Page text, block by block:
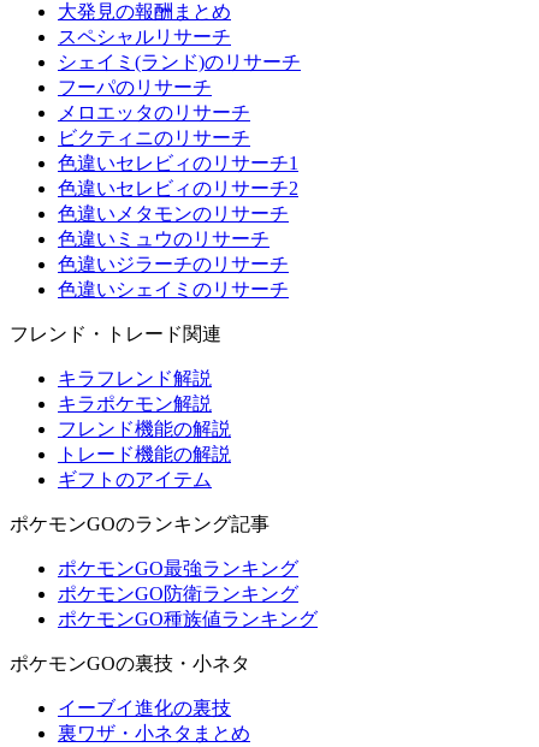
大発見の報酬まとめ
スペシャルリサーチ
シェイミ(ランド)のリサーチ
フーパのリサーチ
メロエッタのリサーチ
ビクティニのリサーチ
色違いセレビィのリサーチ1
色違いセレビィのリサーチ2
色違いメタモンのリサーチ
色違いミュウのリサーチ
色違いジラーチのリサーチ
色違いシェイミのリサーチ
フレンド・トレード関連
キラフレンド解説
キラポケモン解説
フレンド機能の解説
トレード機能の解説
ギフトのアイテム
ポケモンGOのランキング記事
ポケモンGO最強ランキング
ポケモンGO防衛ランキング
ポケモンGO種族値ランキング
ポケモンGOの裏技・小ネタ
イーブイ進化の裏技
裏ワザ・小ネタまとめ